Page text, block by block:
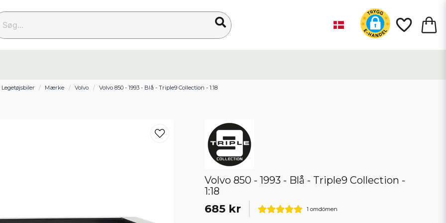
Legetøjsbiler Mærke Volvo Volvo 850 - 1993 - Blå - Triple9 Collection - 1:18
Volvo 850 - 1993 - Blå - Triple9 Collection -
1:18
685 kr 1 omdömen